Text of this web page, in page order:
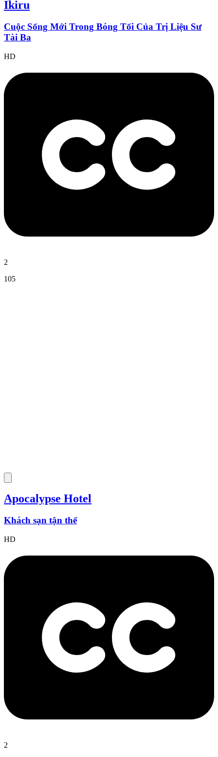
Ikiru
Cuộc Sống Mới Trong Bóng Tối Của Trị Liệu Sư
Tài Ba
HD
2
105
Apocalypse Hotel
Khách sạn tận thế
HD
2